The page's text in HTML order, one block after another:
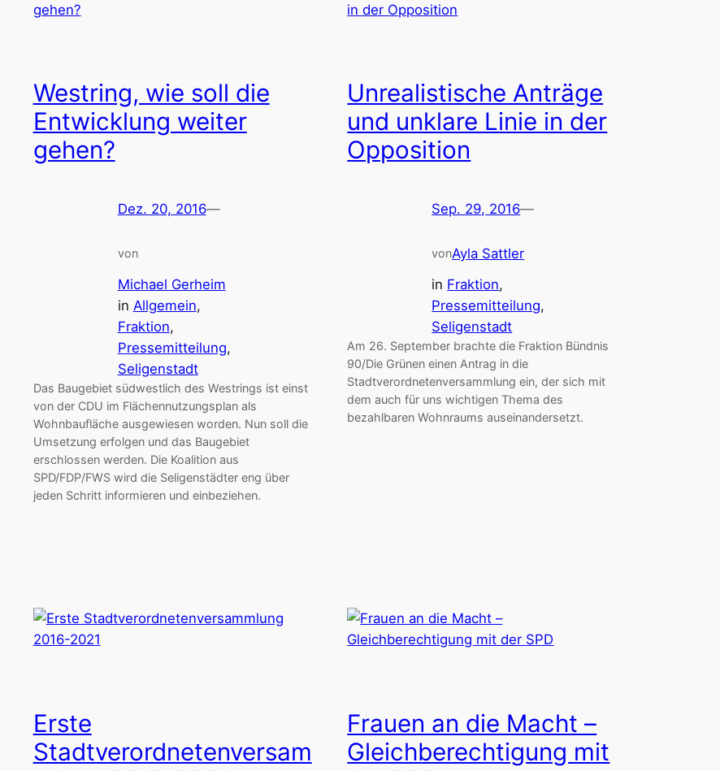
Westring, wie soll die
Entwicklung weiter
gehen?
Dez. 20, 2016—
von
Michael Gerheim
in Allgemein
Fraktion
Pressemitteilung
Seligenstadt
Das Baugebiet südwestlich des Westrings ist einst
von der CDU im Flächennutzungsplan als
Wohnbaufläche ausgewiesen worden. Nun soll die
Umsetzung erfolgen und das Baugebiet
erschlossen werden. Die Koalition aus
SPD/FDP/FWS wird die Seligenstädter eng über
jeden Schritt informieren und einbeziehen.
Unrealistische Anträge
und unklare Linie in der
Opposition
Sep. 29, 2016—
vonAyla Sattler
in Fraktion
Pressemitteilung
Seligenstadt
Am 26. September brachte die Fraktion Bündnis
90/Die Grünen einen Antrag in die
Stadtverordnetenversammlung ein, der sich mit
dem auch für uns wichtigen Thema des
bezahlbaren Wohnraums auseinandersetzt.
Erste
Stadtverordnetenversam
Frauen an die Macht –
Gleichberechtigung mit